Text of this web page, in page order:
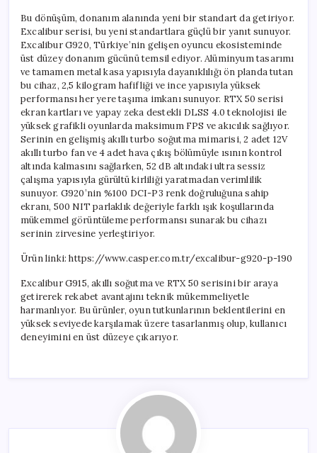
Bu dönüşüm, donanım alanında yeni bir standart da getiriyor.
Excalibur serisi, bu yeni standartlara güçlü bir yanıt sunuyor.
Excalibur G920, Türkiye’nin gelişen oyuncu ekosisteminde
üst düzey donanım gücünü temsil ediyor. Alüminyum tasarımı
ve tamamen metal kasa yapısıyla dayanıklılığı ön planda tutan
bu cihaz, 2,5 kilogram hafifliği ve ince yapısıyla yüksek
performansı her yere taşıma imkanı sunuyor. RTX 50 serisi
ekran kartları ve yapay zeka destekli DLSS 4.0 teknolojisi ile
yüksek grafikli oyunlarda maksimum FPS ve akıcılık sağlıyor.
Serinin en gelişmiş akıllı turbo soğutma mimarisi, 2 adet 12V
akıllı turbo fan ve 4 adet hava çıkış bölümüyle ısının kontrol
altında kalmasını sağlarken, 52 dB altındaki ultra sessiz
çalışma yapısıyla gürültü kirliliği yaratmadan verimlilik
sunuyor. G920’nin %100 DCI-P3 renk doğruluğuna sahip
ekranı, 500 NIT parlaklık değeriyle farklı ışık koşullarında
mükemmel görüntüleme performansı sunarak bu cihazı
serinin zirvesine yerleştiriyor.
Ürün linki: https://www.casper.com.tr/excalibur-g920-p-190
Excalibur G915, akıllı soğutma ve RTX 50 serisini bir araya
getirerek rekabet avantajını teknik mükemmeliyetle
harmanlıyor. Bu ürünler, oyun tutkunlarının beklentilerini en
yüksek seviyede karşılamak üzere tasarlanmış olup, kullanıcı
deneyimini en üst düzeye çıkarıyor.